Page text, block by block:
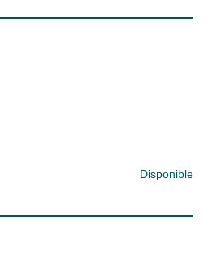
Disponible